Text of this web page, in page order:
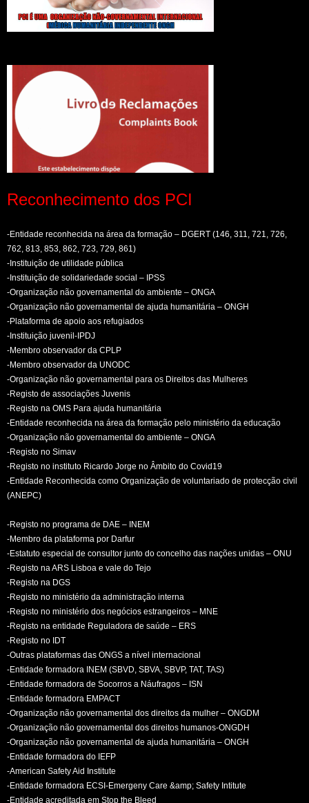
Reconhecimento dos PCI
-Entidade reconhecida na área da formação – DGERT (146, 311, 721, 726,
762, 813, 853, 862, 723, 729, 861)
-Instituição de utilidade pública
-Instituição de solidariedade social – IPSS
-Organização não governamental do ambiente – ONGA
-Organização não governamental de ajuda humanitária – ONGH
-Plataforma de apoio aos refugiados
-Instituição juvenil-IPDJ
-Membro observador da CPLP
-Membro observador da UNODC
-Organização não governamental para os Direitos das Mulheres
-Registo de associações Juvenis
-Registo na OMS Para ajuda humanitária
-Entidade reconhecida na área da formação pelo ministério da educação
-Organização não governamental do ambiente – ONGA
-Registo no Simav
-Registo no instituto Ricardo Jorge no Âmbito do Covid19
-Entidade Reconhecida como Organização de voluntariado de protecção civil
(ANEPC)
-Registo no programa de DAE – INEM
-Membro da plataforma por Darfur
-Estatuto especial de consultor junto do concelho das nações unidas – ONU
-Registo na ARS Lisboa e vale do Tejo
-Registo na DGS
-Registo no ministério da administração interna
-Registo no ministério dos negócios estrangeiros – MNE
-Registo na entidade Reguladora de saúde – ERS
-Registo no IDT
-Outras plataformas das ONGS a nível internacional
-Entidade formadora INEM (SBVD, SBVA, SBVP, TAT, TAS)
-Entidade formadora de Socorros a Náufragos – ISN
-Entidade formadora EMPACT
-Organização não governamental dos direitos da mulher – ONGDM
-Organização não governamental dos direitos humanos-ONGDH
-Organização não governamental de ajuda humanitária – ONGH
-Entidade formadora do IEFP
-American Safety Aid Institute
-Entidade formadora ECSI-Emergeny Care &amp; Safety Intitute
-Entidade acreditada em Stop the Bleed